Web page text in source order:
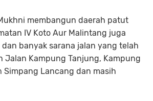
membangun daerah patut
IV Koto Aur Malintang juga
banyak sarana jalan yang telah
Jalan Kampung Tanjung, Kampung
Simpang Lancang dan masih